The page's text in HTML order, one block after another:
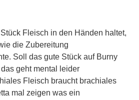
Fleisch in den Händen haltet,
die Zubereitung
Soll das gute Stück auf Burny
geht mental leider
Fleisch braucht brachiales
mal zeigen was ein